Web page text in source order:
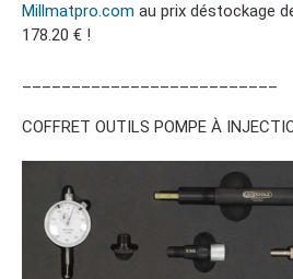
Millmatpro.com au prix déstockage
178.20 € !
COFFRET OUTILS POMPE À